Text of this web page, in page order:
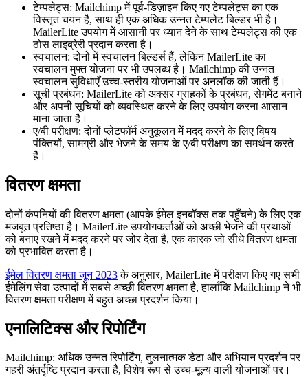
टेम्पलेट्स: Mailchimp में पूर्व-डिज़ाइन किए गए टेम्पलेट्स का एक
विस्तृत चयन है, साथ ही एक अधिक उन्नत टेम्पलेट बिल्डर भी है।
MailerLite उपयोग में आसानी पर ध्यान देने के साथ टेम्पलेट्स की एक
ठोस लाइब्रेरी प्रदान करता है।
स्वचालन: दोनों में स्वचालन बिल्डर्स हैं, लेकिन MailerLite का
स्वचालन मुफ्त योजना पर भी उपलब्ध है। Mailchimp की उन्नत
स्वचालन सुविधाएँ उच्च-स्तरीय योजनाओं पर अनलॉक की जाती हैं।
सूची प्रबंधन: MailerLite को अक्सर ग्राहकों के प्रबंधन, सेगमेंट बनाने
और अपनी सूचियों को व्यवस्थित करने के लिए उपयोग करना आसान
माना जाता है।
ए/बी परीक्षण: दोनों प्लेटफॉर्म अनुकूलन में मदद करने के लिए विषय
पंक्तियों, सामग्री और भेजने के समय के ए/बी परीक्षण का समर्थन करते
हैं।
वितरण क्षमता
दोनों कंपनियों की वितरण क्षमता (आपके ईमेल इनबॉक्स तक पहुँचने) के लिए एक
मजबूत प्रतिष्ठा है। MailerLite उपयोगकर्ताओं को अच्छी भेजने की प्रथाओं
को बनाए रखने में मदद करने पर जोर देता है, एक कारक जो सीधे वितरण क्षमता
को प्रभावित करता है।
​​ईमेल वितरण क्षमता जून 2023के अनुसार, MailerLite में परीक्षण किए गए सभी
ईमेलिंग सेवा उत्पादों में सबसे अच्छी वितरण क्षमता है, हालाँकि Mailchimp ने भी
वितरण क्षमता परीक्षण में बहुत अच्छा प्रदर्शन किया।
एनालिटिक्स और रिपोर्टिंग
Mailchimp: अधिक उन्नत रिपोर्टिंग, तुलनात्मक डेटा और अभियान प्रदर्शन पर
गहरी अंतर्दृष्टि प्रदान करता है, विशेष रूप से उच्च-मूल्य वाली योजनाओं पर।